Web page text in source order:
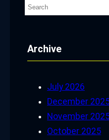
S
rArchive
July 2026
December
November
October 2025